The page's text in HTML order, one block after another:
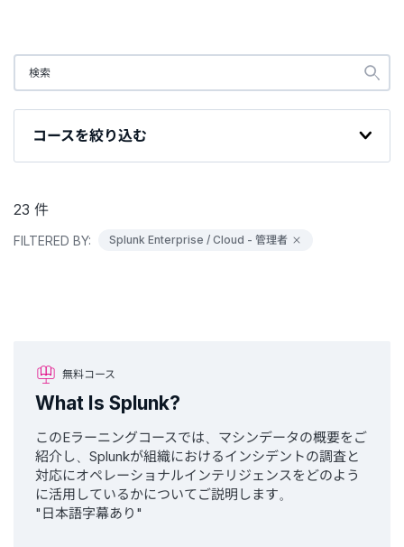
コースを絞り込む
23 件
FILTERED BY: Splunk Enterprise / Cloud - 管理者
無料コース
What Is Splunk?
このEラーニングコースでは、マシンデータの概要をご
紹介し、Splunkが組織におけるインシデントの調査と
対応にオペレーショナルインテリジェンスをどのよう
に活用しているかについてご説明します。
"日本語字幕あり"